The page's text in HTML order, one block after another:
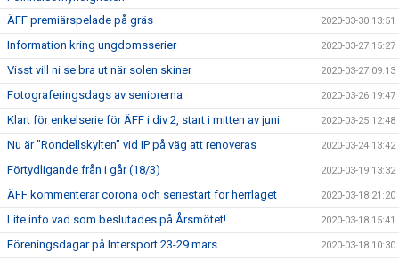
ÄFF premiärspelade på gräs 2020-03-30 13:51
Information kring ungdomsserier 2020-03-27 15:27
Visst vill ni se bra ut när solen skiner 2020-03-27 09:13
Fotograferingsdags av seniorerna 2020-03-26 19:47
Klart för enkelserie för ÄFF i div 2, start i mitten av juni 2020-03-25 12:48
Nu är "Rondellskylten" vid IP på väg att renoveras 2020-03-24 13:42
Förtydligande från i går (18/3) 2020-03-19 13:32
ÄFF kommenterar corona och seriestart för herrlaget 2020-03-18 21:20
Lite info vad som beslutades på Årsmötet! 2020-03-18 15:41
Föreningsdagar på Intersport 23-29 mars 2020-03-18 10:30